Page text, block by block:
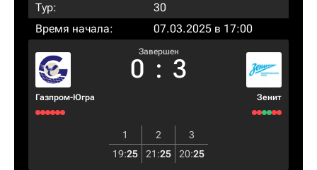
Тур:
30
Время начала:
07.03.2025 в 17:00
Газпром-Югра
Завершен
0 : 3
Зенит
1 2
3
19:25 21 :25 20:25